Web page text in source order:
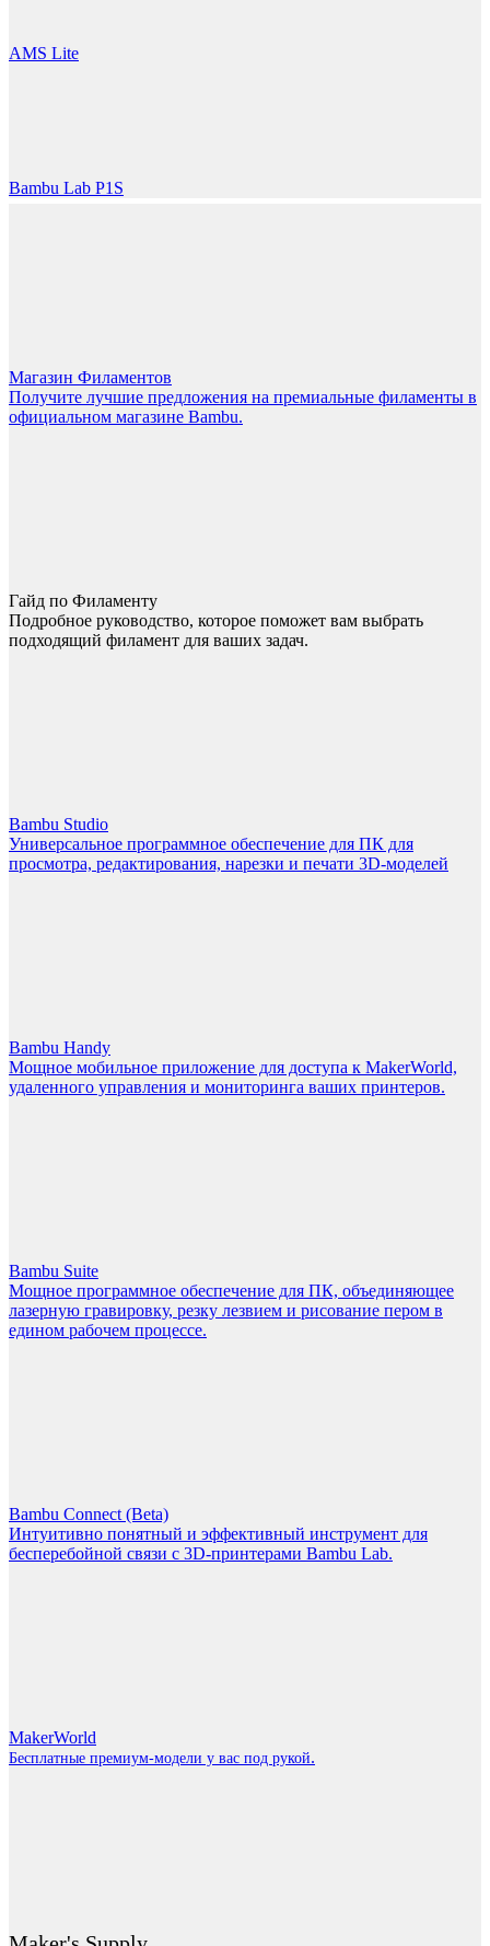
AMS Lite
Bambu Lab P1S
Магазин Филаментов
Получите лучшие предложения на премиальные филаменты в
официальном магазине Bambu.
Гайд по Филаменту
Подробное руководство, которое поможет вам выбрать
подходящий филамент для ваших задач.
Bambu Studio
Универсальное программное обеспечение для ПК для
просмотра, редактирования, нарезки и печати 3D-моделей
Bambu Handy
Мощное мобильное приложение для доступа к MakerWorld,
удаленного управления и мониторинга ваших принтеров.
Bambu Suite
Мощное программное обеспечение для ПК, объединяющее
лазерную гравировку, резку лезвием и рисование пером в
едином рабочем процессе.
Bambu Connect (Beta)
Интуитивно понятный и эффективный инструмент для
бесперебойной связи с 3D-принтерами Bambu Lab.
MakerWorld
Бесплатные премиум-модели у вас под рукой.